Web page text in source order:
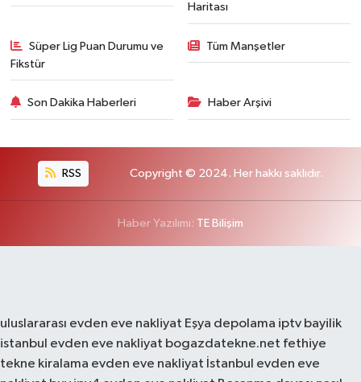
Haritası
Süper Lig Puan Durumu ve
Fikstür
Tüm Manşetler
Son Dakika Haberleri Haber Arşivi
RSS Copyright © 2024. Her hakkı saklıdır.
Haber Yazılımı: TE Bilişim
uluslararası evden eve nakliyat Eşya depolama iptv bayilik
istanbul evden eve nakliyat bogazdatekne.net fethiye
tekne kiralama evden eve nakliyat İstanbul evden eve